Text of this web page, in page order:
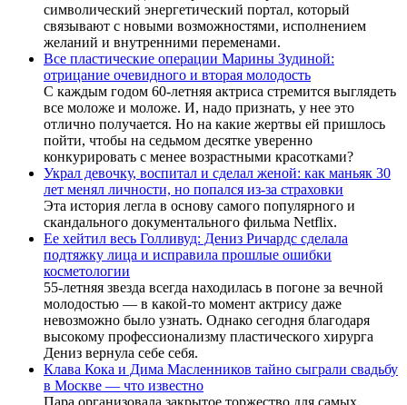
символический энергетический портал, который
связывают с новыми возможностями, исполнением
желаний и внутренними переменами.
Все пластические операции Марины Зудиной:
отрицание очевидного и вторая молодость
С каждым годом 60-летняя актриса стремится выглядеть
все моложе и моложе. И, надо признать, у нее это
отлично получается. Но на какие жертвы ей пришлось
пойти, чтобы на седьмом десятке уверенно
конкурировать с менее возрастными красотками?
Украл девочку, воспитал и сделал женой: как маньяк 30
лет менял личности, но попался из-за страховки
Эта история легла в основу самого популярного и
скандального документального фильма Netflix.
Ее хейтил весь Голливуд: Дениз Ричардс сделала
подтяжку лица и исправила прошлые ошибки
косметологии
55-летняя звезда всегда находилась в погоне за вечной
молодостью — в какой-то момент актрису даже
невозможно было узнать. Однако сегодня благодаря
высокому профессионализму пластического хирурга
Дениз вернула себе себя.
Клава Кока и Дима Масленников тайно сыграли свадьбу
в Москве — что известно